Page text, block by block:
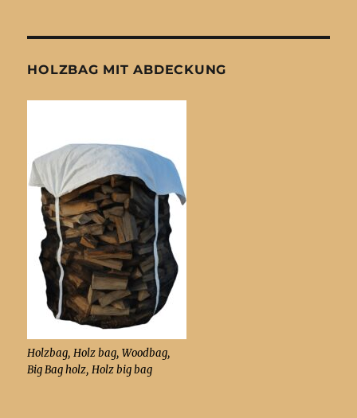
HOLZBAG MIT ABDECKUNG
Holzbag, Holz bag, Woodbag,
Big Bag holz, Holz big bag